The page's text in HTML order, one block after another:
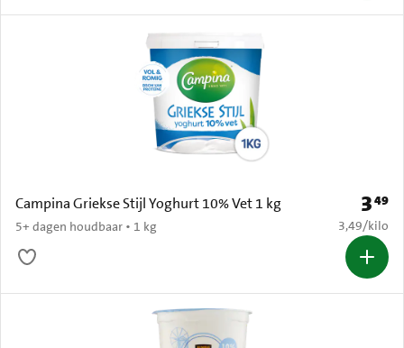
Campina Griekse Stijl Yoghurt 10% Vet 1 kg
5+ dagen houdbaar • 1 kg
Prijs:
349
€ 3,49 per
3,49/kilo